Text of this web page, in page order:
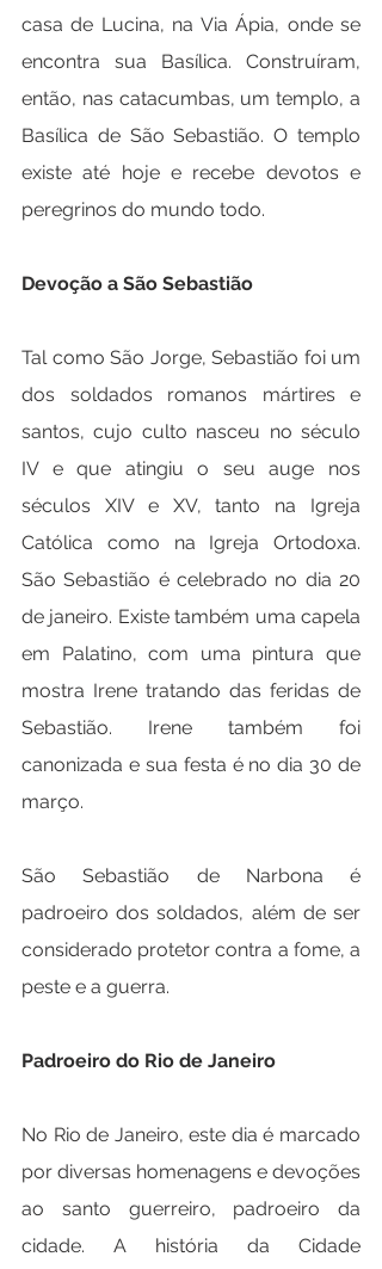
casa de Lucina, na Via Ápia, onde se
encontra sua Basílica. Construíram,
então, nas catacumbas, um templo, a
Basílica de São Sebastião. O templo
existe até hoje e recebe devotos e
peregrinos do mundo todo.
Devoção a São Sebastião
Tal como São Jorge, Sebastião foi um
dos soldados romanos mártires e
santos, cujo culto nasceu no século
IV e que atingiu o seu auge nos
séculos XIV e XV, tanto na Igreja
Católica como na Igreja Ortodoxa.
São Sebastião é celebrado no dia 20
de janeiro. Existe também uma capela
em Palatino, com uma pintura que
mostra Irene tratando das feridas de
Sebastião. Irene também foi
canonizada e sua festa é no dia 30 de
março.
São Sebastião de Narbona é
padroeiro dos soldados, além de ser
considerado protetor contra a fome, a
peste e a guerra.
Padroeiro do Rio de Janeiro
No Rio de Janeiro, este dia é marcado
por diversas homenagens e devoções
ao santo guerreiro, padroeiro da
cidade. A história da Cidade